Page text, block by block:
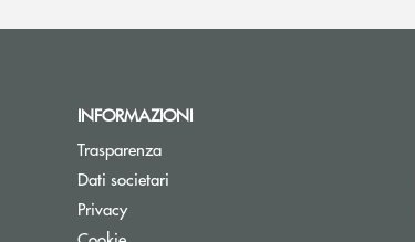
INFORMAZIONI
Trasparenza
Dati societari
Privacy